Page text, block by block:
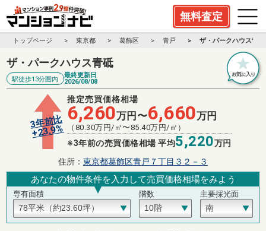
無料査定
トップページ 東京都 葛飾区 青戸 ザ・パークハウス青砥
ザ・パークハウス青砥
駅徒歩13分圏内
最終更新日
2026/08/08
3年前比
+23.9%
推定売買価格相場
6,260万円〜6,660万円
（ 80.30万円/㎡〜85.40万円/㎡）
※3年前の売買価格相場 平均5,220万円
住所： 東京都葛飾区青戸７丁目３２－３
あなたの物件条件を入力して売買価格相場をみよう
専有面積 階数 主要採光面